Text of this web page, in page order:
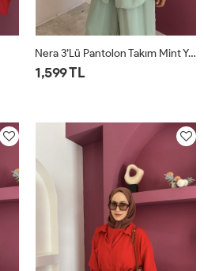
Nera 3’lü Pantolon Takım Mint Yeşili
1,599 TL